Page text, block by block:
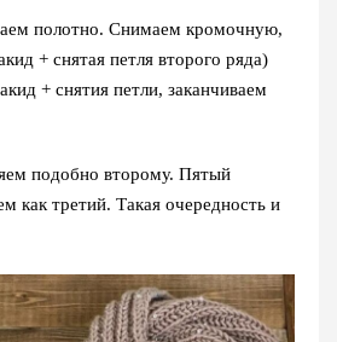
полотно. Снимаем кромочную,
+ снятая петля второго ряда)
+ снятия петли, заканчиваем
подобно второму. Пятый
как третий. Такая очередность и